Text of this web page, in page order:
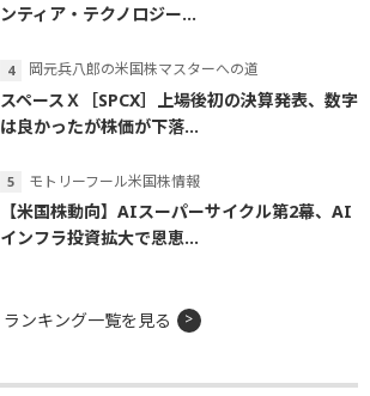
ンティア・テクノロジー...
岡元兵八郎の米国株マスターへの道
スペースＸ［SPCX］上場後初の決算発表、数字
は良かったが株価が下落...
モトリーフール米国株情報
【米国株動向】AIスーパーサイクル第2幕、AI
インフラ投資拡大で恩恵...
ランキング一覧を見る